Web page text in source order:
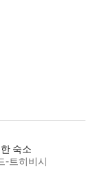
숙소
-트히비시